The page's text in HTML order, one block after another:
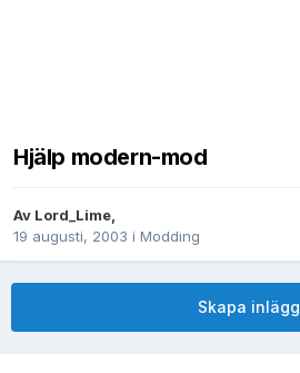
Hjälp modern-mod
Av Lord_Lime,
19 augusti, 2003 i Modding
Skapa inlägg